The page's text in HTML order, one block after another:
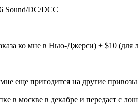
Sound/DC/DCC
ко мне в Нью-Джерси) + $10
еще пригодится на другие
в москве в декабре и передаст с